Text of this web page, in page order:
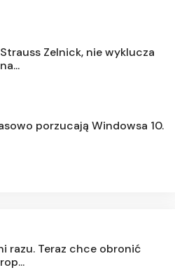
Zelnick, nie wyklucza
porzucają Windowsa 10.
razu. Teraz chce obronić